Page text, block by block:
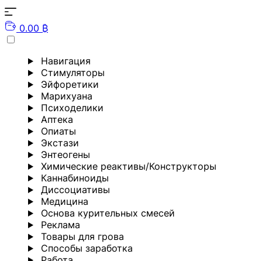
0.00 ₿
Навигация
Стимуляторы
Эйфоретики
Марихуана
Психоделики
Аптека
Опиаты
Экстази
Энтеогены
Химические реактивы/Конструкторы
Каннабиноиды
Диссоциативы
Медицина
Основа курительных смесей
Реклама
Товары для грова
Способы заработка